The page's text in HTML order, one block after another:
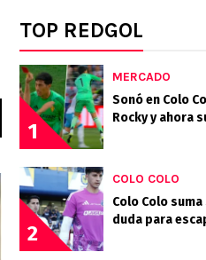
TOP REDGOL
1
MERCADO
Sonó en Colo
Rocky y ahora
2
COLO COLO
Colo Colo
duda para